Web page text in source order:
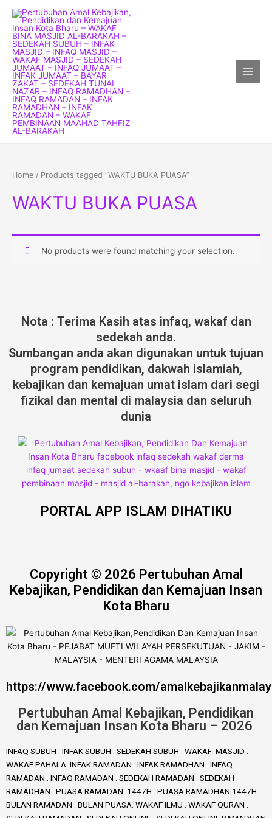
content
Home / Products tagged “WAKTU BUKA PUASA”
WAKTU BUKA PUASA
No products were found matching your selection.
Nota : Terima Kasih atas infaq, wakaf dan
sedekah anda.
Sumbangan anda akan digunakan untuk tujuan
program pendidikan, dakwah islamiah,
kebajikan dan kemajuan umat islam dari segi
fizikal dan mental di malaysia dan seluruh
dunia
PORTAL APP ISLAM DIHATIKU
Copyright © 2026 Pertubuhan Amal
Kebajikan, Pendidikan dan Kemajuan Insan
Kota Bharu
https://www.facebook.com/
Pertubuhan Amal Kebajikan, Pendidikan
dan Kemajuan Insan Kota Bharu – 2026
INFAQ SUBUH . INFAK SUBUH . SEDEKAH SUBUH . WAKAF MASJID .
WAKAF PAHALA. INFAK RAMADAN . INFAK RAMADHAN . INFAQ
RAMADAN . INFAQ RAMADAN . SEDEKAH RAMADAN. SEDEKAH
RAMADHAN . PUASA RAMADAN 1447H . PUASA RAMADHAN 1447H .
BULAN RAMADAN . BULAN PUASA. WAKAF ILMU . WAKAF QURAN .